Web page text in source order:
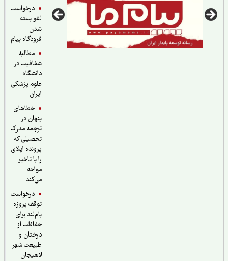
درخواست
لغو بسته
فرودگاه پیام
مطالبه
شفافیت در
دانشگاه
علوم پزشکی
خطاهای
پنهان در
ترجمه مدرک
تحصیلی که
پرونده اپلای
را با تاخیر
درخواست
توقف پروژه
بام‌لند برای
حفاظت از
درختان و
طبیعت شهر
لاهیجان